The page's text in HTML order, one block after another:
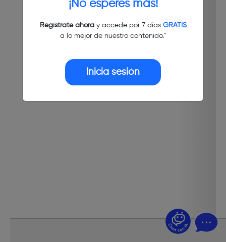
¡No esperes más!
Regístrate ahoray accede por 7 días GRATIS
a lo mejor de nuestro contenido."
Inicia sesión